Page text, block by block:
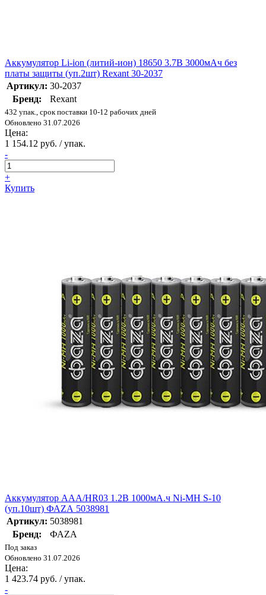
Аккумулятор Li-ion (литий-ион) 18650 3.7В 3000мАч без
платы защиты (уп.2шт) Rexant 30-2037
Артикул: 30-2037
Бренд:
Rexant
432 упак., срок поставки 10-12 рабочих дней
Обновлено 31.07.2026
Цена:
1 154.12 руб. / упак.
-
+
Купить
Аккумулятор AAA/HR03 1.2В 1000мА.ч Ni-MH S-10
(уп.10шт) ФАZА 5038981
Артикул: 5038981
Бренд:
ФАZА
Под заказ
Обновлено 31.07.2026
Цена:
1 423.74 руб. / упак.
-